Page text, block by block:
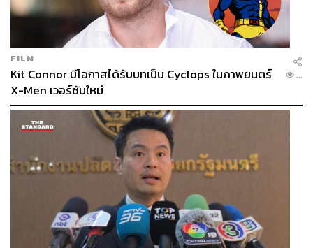
คนทั่วไปอยากรู้จริงๆ ว่า เรื่องงบประมาณ บริหารจัดการเพียง
พอไหม ทั้งการสนับสนุนการเรียนออนไลน์ สนับสนุนลูกจ้าง
ในวินาทีนั้นเราก็ถือว่าทุกคนลำบาก มหาวิทยาลัยต้องช่วย
เราก็มาดูแล้วว่าของเรามีอะไรบ้างStakeholderต่างๆ มีการ
เจรจาว่านักศึกษาต้องการอะไร อย่างค่ายโทรศัพท์มือถือก็ให้
ความร่วมมือดี มีการบริจาคให้ เราก็นำมาจัดให้ หรืออย่าง
การทำประกันภัยโควิด-19 ให้กับนักศึกษา ตรงนี้เราก็เห็นว่า
คนเป็นกังวลใจ มันไม่สบายใจจะทำอย่างไร สิ่งที่ให้ก็ไม่ได้
FILM
Kit Connor มีโอกาสได้รับบทเป็น Cyclops ในภาพยนตร์
X-Men เวอร์ชันใหม่
...